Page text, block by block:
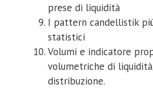
prese di liquidità
I pattern candellistik
statistici
Volumi e indicatore
volumetriche di
distribuzione.